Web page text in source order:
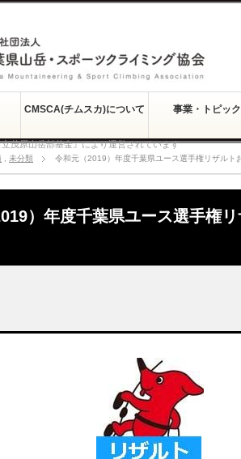
茂原山岳部基金』により運営されています
CMSCA(チムスカ)について 事業・トピッ
未分類 令和元（2019）年度千葉県ユース選手権リザルト
）年度千葉県ユース選手権